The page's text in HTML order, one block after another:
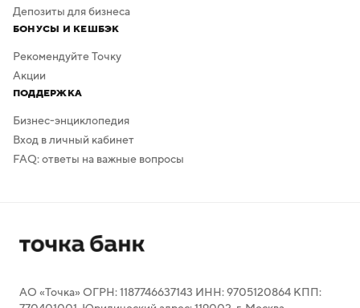
Депозиты для бизнеса
БОНУСЫ И КЕШБЭК
Рекомендуйте Точку
Акции
ПОДДЕРЖКА
Бизнес-энциклопедия
Вход в личный кабинет
FAQ: ответы на важные вопросы
АО «Точка» ОГРН: 1187746637143 ИНН: 9705120864 КПП: